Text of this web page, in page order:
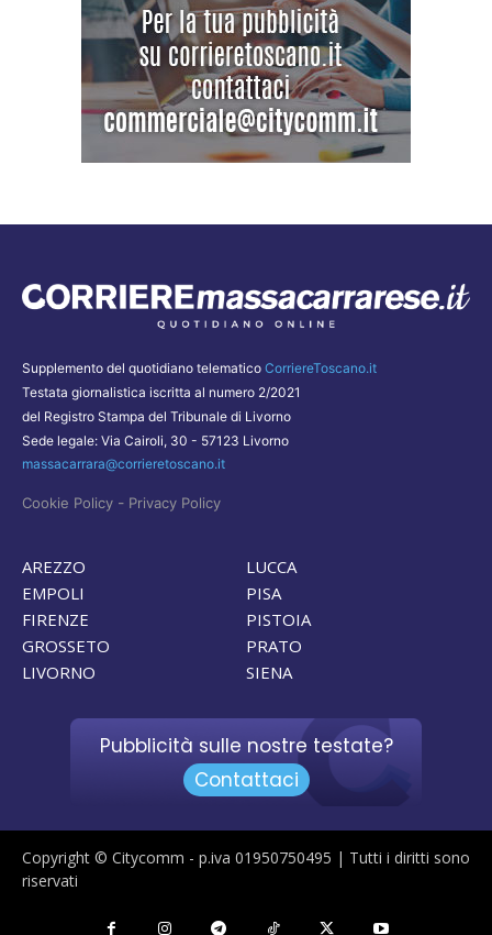
Supplemento del quotidiano telematico CorriereToscano.it
Testata giornalistica iscritta al numero 2/2021
del Registro Stampa del Tribunale di Livorno
Sede legale: Via Cairoli, 30 - 57123 Livorno
massacarrara@corrieretoscano.it
Cookie Policy - Privacy Policy
AREZZO
EMPOLI
FIRENZE
GROSSETO
LIVORNO
LUCCA
PISA
PISTOIA
PRATO
SIENA
Pubblicità sulle nostre testate?
Contattaci
Copyright © Citycomm - p.iva 01950750495 | Tutti i diritti sono
riservati